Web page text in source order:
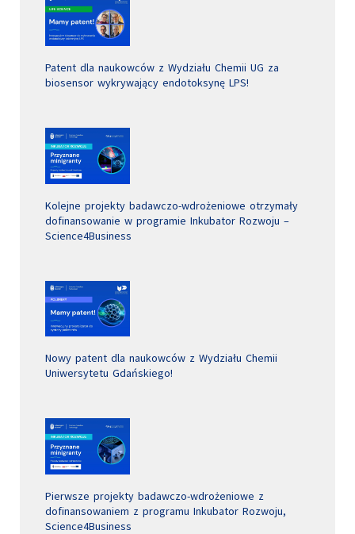
Patent dla naukowców z Wydziału Chemii UG za
biosensor wykrywający endotoksynę LPS!
Kolejne projekty badawczo-wdrożeniowe otrzymały
dofinansowanie w programie Inkubator Rozwoju –
Science4Business
Nowy patent dla naukowców z Wydziału Chemii
Uniwersytetu Gdańskiego!
Pierwsze projekty badawczo-wdrożeniowe z
dofinansowaniem z programu Inkubator Rozwoju,
Science4Business